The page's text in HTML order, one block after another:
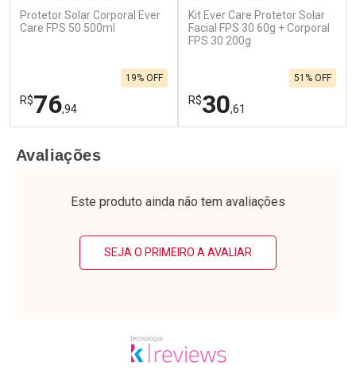
Protetor Solar Corporal Ever
Care FPS 50 500ml
R$76,94
19% OFF
Laboratório
Por Menos
Kit Ever Care Protetor Solar
Facial FPS 30 60g + Corporal
FPS 30 200g
R$30,61
51% OFF
Laboratório
Por Menos
Avaliações
Este produto ainda não tem avaliações
SEJA O PRIMEIRO A AVALIAR